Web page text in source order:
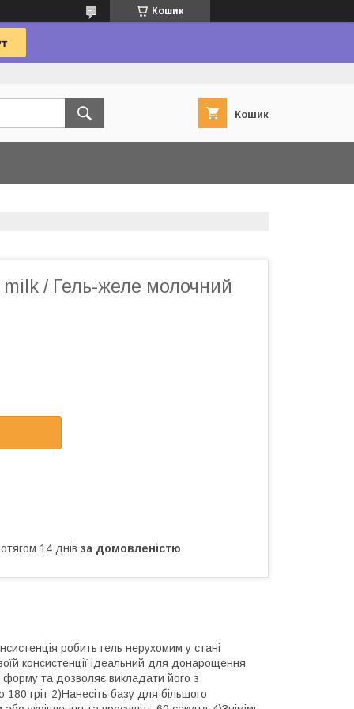
Кошик
Кошик
/ Гель-желе молочний
14 днів за домовленістю
робить гель нерухомим у стані
консистенції ідеальний для донарощення
форму та дозволяє викладати його з
180 гріт 2)Нанесіть базу для більшого